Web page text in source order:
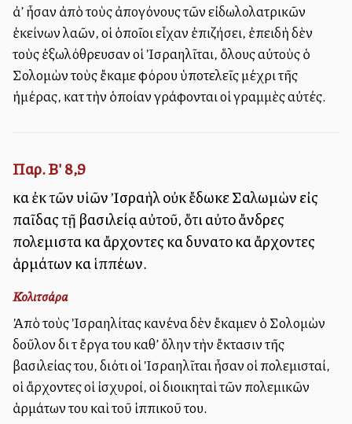
ἀλλ’ ἦσαν ἀπὸ τοὺς ἀπογόνους τῶν εἰδωλολατρικῶν
ἐκείνων λαῶν, οἱ ὁποῖοι εἶχαν ἐπιζήσει, ἐπειδὴ δὲν
τοὺς ἐξωλόθρευσαν οἱ Ἰσραηλῖται, ὅλους αὐτοὺς ὁ
Σολομὼν τοὺς ἔκαμε φόρου ὑποτελεῖς μέχρι τῆς
ἡμέρας, κατὰ τὴν ὁποίαν γράφονται οἱ γραμμὲς αὐτές.
Παρ. Β' 8,9
καὶ ἐκ τῶν υἱῶν Ἰσραὴλ οὐκ ἔδωκε Σαλωμὼν εἰς
παῖδας τῇ βασιλείᾳ αὐτοῦ, ὅτι αὐτοὶ ἄνδρες
πολεμισταὶ καὶ ἄρχοντες καὶ δυνατοὶ καὶ ἄρχοντες
ἁρμάτων καὶ ἱππέων.
Κολιτσάρα
Ἀπὸ τοὺς Ἰσραηλίτας κανένα δὲν ἔκαμεν ὁ Σολομὼν
δοῦλον διὰ τὰ ἔργα του καθ’ ὅλην τὴν ἔκτασιν τῆς
βασιλείας του, διότι οἱ Ἰσραηλῖται ἦσαν οἱ πολεμισταί,
οἱ ἄρχοντες οἱ ἰσχυροί, οἱ διοικηταὶ τῶν πολεμικῶν
ἁρμάτων του καὶ τοῦ ἱππικοῦ του.